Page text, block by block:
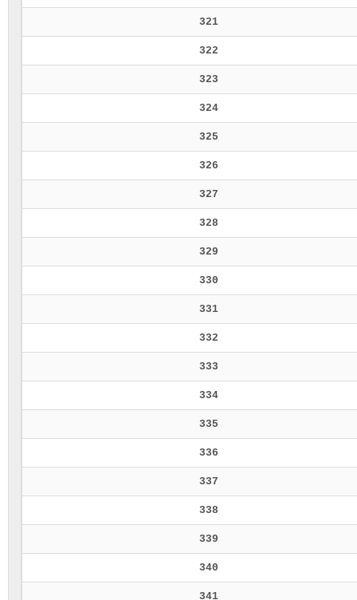
321
322
323
324
325
326
327
328
329
330
331
332
333
334
335
336
337
338
339
340
341